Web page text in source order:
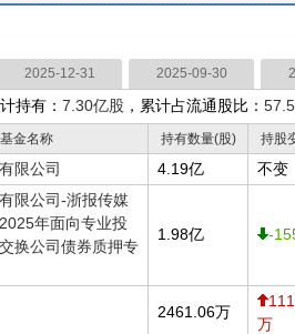
2025-12-31 2025-09-30
持有： 7.30亿股 ，累计占流通股比：
金名称 持有数量(股) 持股
限公司 4.19亿 不变
限公司-浙报传媒
年面向专业投
换公司债券质押专
1.98亿 -
2461.06万
万